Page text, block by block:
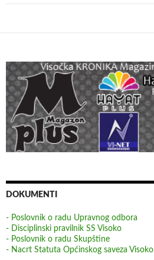
DOKUMENTI
- Poslovnik o radu Upravnog odbora
- Disciplinski pravilnik SS Visoko
- Poslovnik o radu Skupštine
- Nacrt Statuta Općinskog saveza Visoko